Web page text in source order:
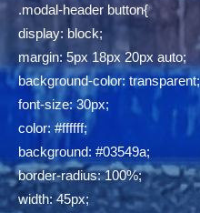
.modal-header button{
display: block;
margin: 5px 18px 20px auto;
background-color: transparent;
font-size: 30px;
color: #ffffff;
background: #03549a;
border-radius: 100%;
width: 45px;